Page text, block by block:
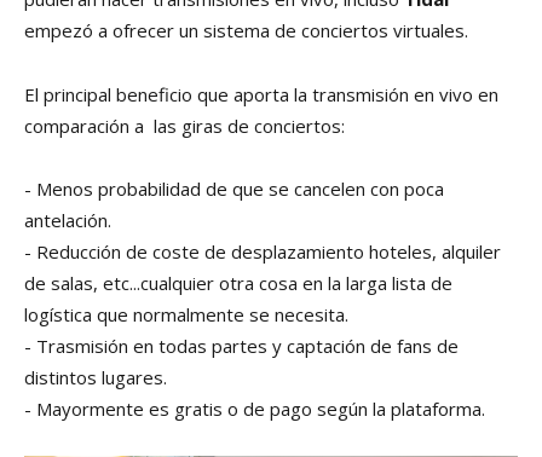
empezó a ofrecer un sistema de conciertos virtuales.
El principal beneficio que aporta la transmisión en vivo en
comparación a las giras de conciertos:
- Menos probabilidad de que se cancelen con poca
antelación.
- Reducción de coste de desplazamiento hoteles, alquiler
de salas, etc...cualquier otra cosa en la larga lista de
logística que normalmente se necesita.
- Trasmisión en todas partes y captación de fans de
distintos lugares.
- Mayormente es gratis o de pago según la plataforma.